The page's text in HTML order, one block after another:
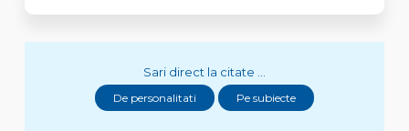
Sari direct la citate ...
De personalitati Pe subiecte